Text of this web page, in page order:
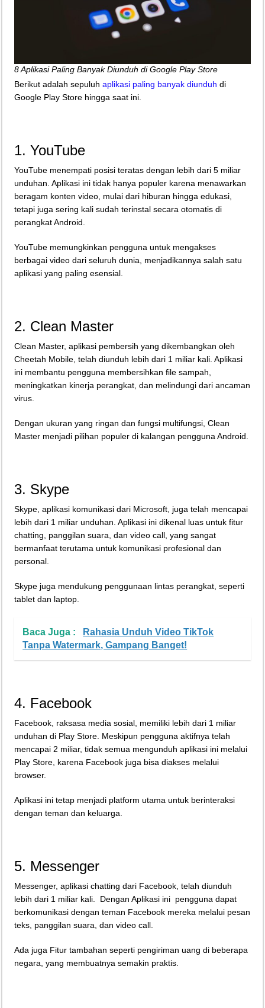
8 Aplikasi Paling Banyak Diunduh di Google Play Store
Berikut adalah sepuluhaplikasi paling banyak diunduh di
Google Play Store hingga saat ini.
1. YouTube
YouTube menempati posisi teratas dengan lebih dari 5 miliar
unduhan. Aplikasi ini tidak hanya populer karena menawarkan
beragam konten video, mulai dari hiburan hingga edukasi,
tetapi juga sering kali sudah terinstal secara otomatis di
perangkat Android.
YouTube memungkinkan pengguna untuk mengakses
berbagai video dari seluruh dunia, menjadikannya salah satu
aplikasi yang paling esensial.
2. Clean Master
Clean Master, aplikasi pembersih yang dikembangkan oleh
Cheetah Mobile, telah diunduh lebih dari 1 miliar kali. Aplikasi
ini membantu pengguna membersihkan file sampah,
meningkatkan kinerja perangkat, dan melindungi dari ancaman
virus.
Dengan ukuran yang ringan dan fungsi multifungsi, Clean
Master menjadi pilihan populer di kalangan pengguna Android.
3. Skype
Skype, aplikasi komunikasi dari Microsoft, juga telah mencapai
lebih dari 1 miliar unduhan. Aplikasi ini dikenal luas untuk fitur
chatting, panggilan suara, dan video call, yang sangat
bermanfaat terutama untuk komunikasi profesional dan
personal.
Skype juga mendukung penggunaan lintas perangkat, seperti
tablet dan laptop.
Baca Juga :
Rahasia Unduh Video TikTok
Tanpa Watermark, Gampang Banget!
4. Facebook
Facebook, raksasa media sosial, memiliki lebih dari 1 miliar
unduhan di Play Store. Meskipun pengguna aktifnya telah
mencapai 2 miliar, tidak semua mengunduh aplikasi ini melalui
Play Store, karena Facebook juga bisa diakses melalui
browser.
Aplikasi ini tetap menjadi platform utama untuk berinteraksi
dengan teman dan keluarga.
5. Messenger
Messenger, aplikasi chatting dari Facebook, telah diunduh
lebih dari 1 miliar kali. Dengan Aplikasi ini pengguna dapat
berkomunikasi dengan teman Facebook mereka melalui pesan
teks, panggilan suara, dan video call.
Ada juga Fitur tambahan seperti pengiriman uang di beberapa
negara, yang membuatnya semakin praktis.